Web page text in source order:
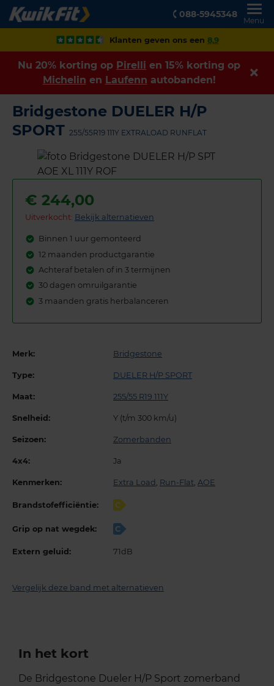
088-5945348
Menu
Klanten geven ons een 8,9
Nu 20% korting op Pirelli en 15% korting op
Michelin en Laufenn autobanden!
Bridgestone DUELER H/P
SPORT 255/55R19 111Y EXTRALOAD RUNFLAT
€ 244,00
Uitverkocht: Bekijk alternatieven
Binnen 1 uur gemonteerd
12 maanden productgarantie
Achteraf betalen of in 3 termijnen
30 dagen omruilgarantie
3 maanden gratis herbalanceren
Merk: Bridgestone
Type: DUELER H/P SPORT
Maat: 255/55 R19 111Y
Snelheid: Y (t/m 300 km/u)
Seizoen: Zomerbanden
4x4: Ja
Kenmerken: Extra Load , Run-Flat, AOE
Brandstofefficiëntie: C
Grip op nat wegdek: C
Extern geluid: 71dB
Vergelijk deze band met alternatieven
In het kort
De Bridgestone Dueler H/P Sport zomerband